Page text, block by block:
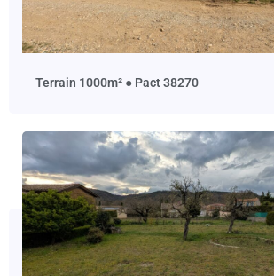
terrain 1000m² ● Pact 38270